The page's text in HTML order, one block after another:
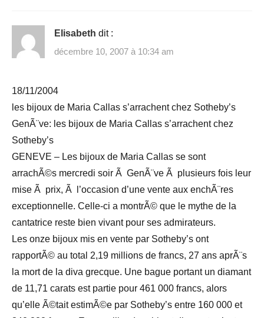
Elisabeth dit :
décembre 10, 2007 à 10:34 am
18/11/2004
les bijoux de Maria Callas s’arrachent chez Sotheby’s
GenÃ¨ve: les bijoux de Maria Callas s’arrachent chez
Sotheby’s
GENEVE – Les bijoux de Maria Callas se sont
arrachÃ©s mercredi soir Ã GenÃ¨ve Ã plusieurs fois leur
mise Ã prix, Ã l’occasion d’une vente aux enchÃ¨res
exceptionnelle. Celle-ci a montrÃ© que le mythe de la
cantatrice reste bien vivant pour ses admirateurs.
Les onze bijoux mis en vente par Sotheby’s ont
rapportÃ© au total 2,19 millions de francs, 27 ans aprÃ¨s
la mort de la diva grecque. Une bague portant un diamant
de 11,71 carats est partie pour 461 000 francs, alors
qu’elle Ã©tait estimÃ©e par Sotheby’s entre 160 000 et